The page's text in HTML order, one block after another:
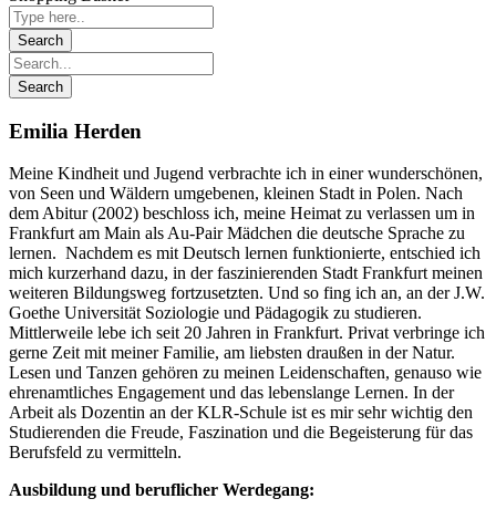
Emilia Herden
Meine Kindheit und Jugend verbrachte ich in einer wunderschönen,
von Seen und Wäldern umgebenen, kleinen Stadt in Polen. Nach
dem Abitur (2002) beschloss ich, meine Heimat zu verlassen um in
Frankfurt am Main als Au-Pair Mädchen die deutsche Sprache zu
lernen. Nachdem es mit Deutsch lernen funktionierte, entschied ich
mich kurzerhand dazu, in der faszinierenden Stadt Frankfurt meinen
weiteren Bildungsweg fortzusetzten. Und so fing ich an, an der J.W.
Goethe Universität Soziologie und Pädagogik zu studieren.
Mittlerweile lebe ich seit 20 Jahren in Frankfurt. Privat verbringe ich
gerne Zeit mit meiner Familie, am liebsten draußen in der Natur.
Lesen und Tanzen gehören zu meinen Leidenschaften, genauso wie
ehrenamtliches Engagement und das lebenslange Lernen. In der
Arbeit als Dozentin an der KLR-Schule ist es mir sehr wichtig den
Studierenden die Freude, Faszination und die Begeisterung für das
Berufsfeld zu vermitteln.
Ausbildung und beruflicher Werdegang: